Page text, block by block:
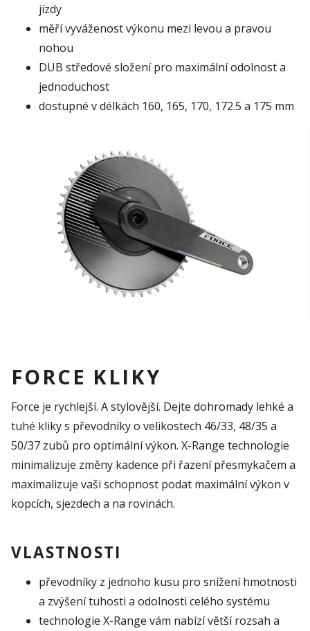
jízdy
měří vyváženost výkonu mezi levou a pravou
nohou
DUB středové složení pro maximální odolnost a
jednoduchost
dostupné v délkách 160, 165, 170, 172.5 a 175 mm
FORCE KLIKY
Force je rychlejší. A stylovější. Dejte dohromady lehké a
tuhé kliky s převodníky o velikostech 46/33, 48/35 a
50/37 zubů pro optimální výkon. X-Range technologie
minimalizuje změny kadence při řazení přesmykačem a
maximalizuje vaši schopnost podat maximální výkon v
kopcích, sjezdech a na rovinách.
VLASTNOSTI
převodníky z jednoho kusu pro snížení hmotnosti
a zvýšení tuhosti a odolnosti celého systému
technologie X-Range vám nabízí větší rozsah a